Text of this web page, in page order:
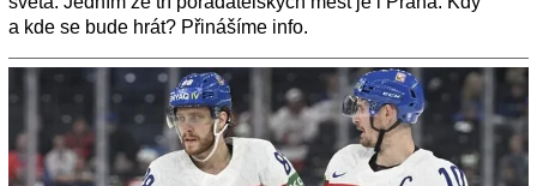
a kde se bude hrát? Přinášíme info.